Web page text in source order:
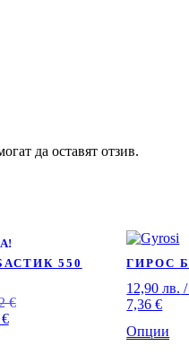
да оставят отзив.
550
€
ГИРОС
12,90лв.
7,36 €
Опции